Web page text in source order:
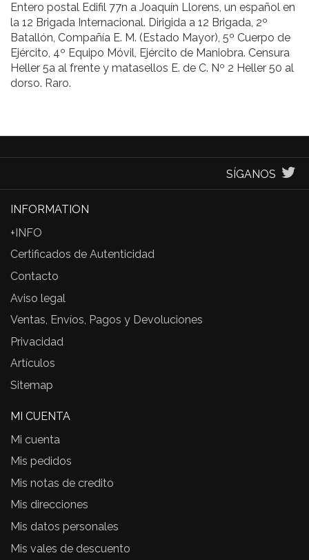
Entero postal Edifil 77n a Joaquín Llorens, un español en
la 12 Brigada Internacional. Dirigida a 12 Brigada, 2º
Batallón, Compañía E. M. (Estado Mayor), 5º Cuerpo de
Ejército, 4º Equipo Móvil, Ejército de Maniobra. Censura
Heller 5a al frente y matasellos E. de C. Nº 2 Heller 50 al
dorso. Raro.
SÍGANOS
INFORMATION
+INFO
Certificados de Autenticidad
Contacto
Aviso legal
Ventas, Envíos, Pagos y Devoluciones
Privacidad
Artículos
Sitemap
MI CUENTA
Mi cuenta
Mis pedidos
Mis notas de credito
Mis direcciones
Mis datos personales
Mis vales de descuento